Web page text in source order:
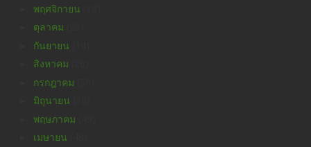
พฤศจิกายน
ตุลาคม
กันยายน
สิงหาคม
กรกฎาคม
มิถุนายน
พฤษภาคม
เมษายน